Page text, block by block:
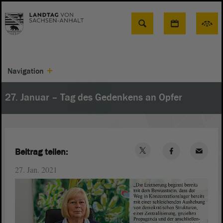
Suche
Navigation
27. Januar – Tag des Gedenkens an Opfer
27. Jan. 2021
Beitrag teilen: